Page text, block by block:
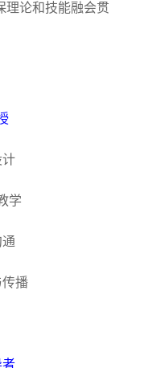
理论和技能融会贯
计
学
播
者